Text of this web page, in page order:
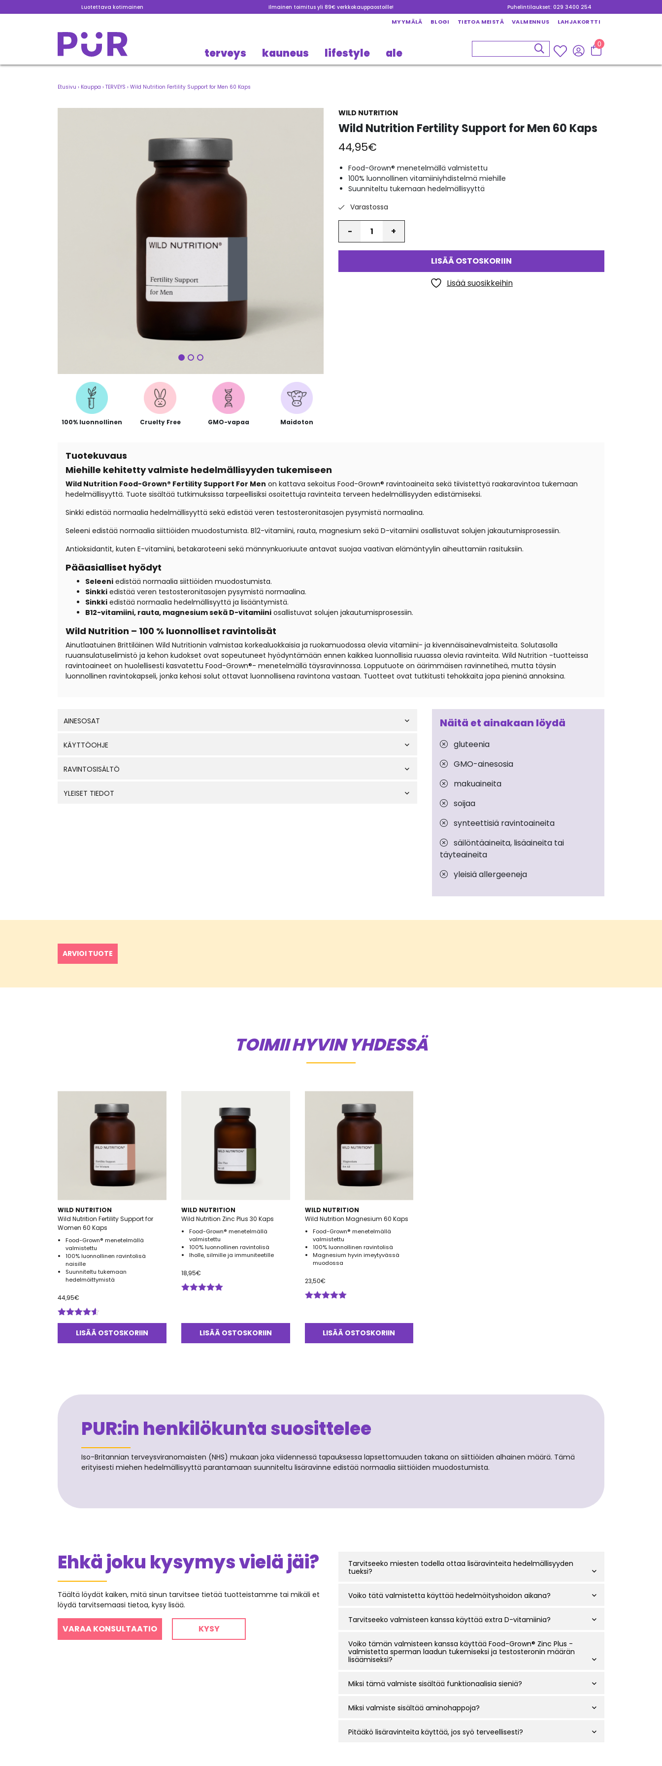
Luotettava kotimainen Ilmainen toimitus yli 89€ verkkokauppaostoille! Puhelintilaukset: 029 3400 254
MYYMÄLÄ BLOGI TIETOA MEISTÄ VALMENNUS LAHJAKORTTI
terveys kauneus lifestyle ale
0
Etusivu › Kauppa › TERVEYS › Wild Nutrition Fertility Support for Men 60 Kaps
Seuraava
WILD NUTRITION
Wild Nutrition Fertility Support for Men 60 Kaps
44,95€
Food-Grown® menetelmällä valmistettu
100% luonnollinen vitamiiniyhdistelmä miehille
Suunniteltu tukemaan hedelmällisyyttä
Varastossa
LISÄÄ OSTOSKORIIN
Lisää suosikkeihin
100% luonnollinen Cruelty Free GMO-vapaa Maidoton
Tuotekuvaus
Miehille kehitetty valmiste hedelmällisyyden tukemiseen
Wild Nutrition Food-Grown® Fertility Support For Men on kattava sekoitus Food-Grown® ravintoaineita sekä tiivistettyä raakaravintoa tukemaan
hedelmällisyyttä. Tuote sisältää tutkimuksissa tarpeellisiksi osoitettuja ravinteita terveen hedelmällisyyden edistämiseksi.
Sinkki edistää normaalia hedelmällisyyttä sekä edistää veren testosteronitasojen pysymistä normaalina.
Seleeni edistää normaalia siittiöiden muodostumista. B12-vitamiini, rauta, magnesium sekä D-vitamiini osallistuvat solujen jakautumisprosessiin.
Antioksidantit, kuten E-vitamiini, betakaroteeni sekä männynkuoriuute antavat suojaa vaativan elämäntyylin aiheuttamiin rasituksiin.
Pääasialliset hyödyt
Seleeni edistää normaalia siittiöiden muodostumista.
Sinkki edistää veren testosteronitasojen pysymistä normaalina.
Sinkki edistää normaalia hedelmällisyyttä ja lisääntymistä.
B12-vitamiini, rauta, magnesium sekä D-vitamiini osallistuvat solujen jakautumisprosessiin.
Wild Nutrition – 100 % luonnolliset ravintolisät
Ainutlaatuinen Brittiläinen Wild Nutritionin valmistaa korkealuokkaisia ja ruokamuodossa olevia vitamiini- ja kivennäisainevalmisteita. Solutasolla
ruuansulatuselimistö ja kehon kudokset ovat sopeutuneet hyödyntämään ennen kaikkea luonnollisia ruuassa olevia ravinteita. Wild Nutrition -tuotteissa
ravintoaineet on huolellisesti kasvatettu Food-Grown®- menetelmällä täysravinnossa. Lopputuote on äärimmäisen ravinnetiheä, mutta täysin
luonnollinen ravintokapseli, jonka kehosi solut ottavat luonnollisena ravintona vastaan. Tuotteet ovat tutkitusti tehokkaita jopa pieninä annoksina.
AINESOSAT
KÄYTTÖOHJE
RAVINTOSISÄLTÖ
YLEISET TIEDOT
Näitä et ainakaan löydä
gluteenia
GMO-ainesosia
makuaineita
soijaa
synteettisiä ravintoaineita
säilöntäaineita, lisäaineita tai
täyteaineita
yleisiä allergeeneja
ARVIOI TUOTE
TOIMII HYVIN YHDESSÄ
WILD NUTRITION
Wild Nutrition Fertility Support for
Women 60 Kaps
Food-Grown® menetelmällä
valmistettu
100% luonnollinen ravintolisä
naisille
Suunniteltu tukemaan
hedelmöittymistä
44,95€
Arvostelu
tuotteesta:
LISÄÄ OSTOSKORIIN
WILD NUTRITION
Wild Nutrition Zinc Plus 30 Kaps
Food-Grown® menetelmällä
valmistettu
100% luonnollinen ravintolisä
Iholle, silmille ja immuniteetille
18,95€
LISÄÄ OSTOSKORIIN
WILD NUTRITION
Wild Nutrition Magnesium 60 Kaps
Food-Grown® menetelmällä
valmistettu
100% luonnollinen ravintolisä
Magnesium hyvin imeytyvässä
muodossa
23,50€
5.00/ 5
LISÄÄ OSTOSKORIIN
PUR:in henkilökunta suosittelee
Iso-Britannian terveysviranomaisten (NHS) mukaan joka viidennessä tapauksessa lapsettomuuden takana on siittiöiden alhainen määrä. Tämä
erityisesti miehen hedelmällisyyttä parantamaan suunniteltu lisäravinne edistää normaalia siittiöiden muodostumista.
Ehkä joku kysymys vielä jäi?
Täältä löydät kaiken, mitä sinun tarvitsee tietää tuotteistamme tai mikäli et
löydä tarvitsemaasi tietoa, kysy lisää.
VARAA KONSULTAATIO KYSY
Tarvitseeko miesten todella ottaa lisäravinteita hedelmällisyyden
tueksi?
Voiko tätä valmistetta käyttää hedelmöityshoidon aikana?
Tarvitseeko valmisteen kanssa käyttää extra D-vitamiinia?
Voiko tämän valmisteen kanssa käyttää Food-Grown® Zinc Plus -
valmistetta sperman laadun tukemiseksi ja testosteronin määrän
lisäämiseksi?
Miksi tämä valmiste sisältää funktionaalisia sieniä?
Miksi valmiste sisältää aminohappoja?
Pitääkö lisäravinteita käyttää, jos syö terveellisesti?